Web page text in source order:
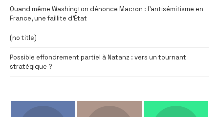
Quand même Washington dénonce Macron : l’antisémitisme en
France, une faillite d’État
(no title)
Possible effondrement partiel à Natanz : vers un tournant
stratégique ?